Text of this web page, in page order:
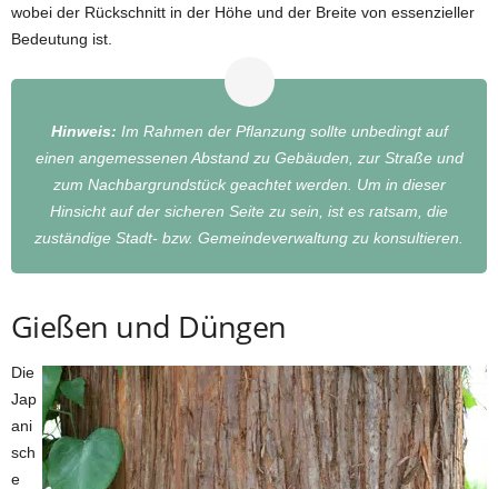
wobei der Rückschnitt in der Höhe und der Breite von essenzieller
Bedeutung ist.
Hinweis: Im Rahmen der Pflanzung sollte unbedingt auf
einen angemessenen Abstand zu Gebäuden, zur Straße und
zum Nachbargrundstück geachtet werden. Um in dieser
Hinsicht auf der sicheren Seite zu sein, ist es ratsam, die
zuständige Stadt- bzw. Gemeindeverwaltung zu konsultieren.
Gießen und Düngen
Die
Jap
ani
sch
e